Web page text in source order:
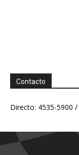
Contacto
Directo: 4535-5900 /